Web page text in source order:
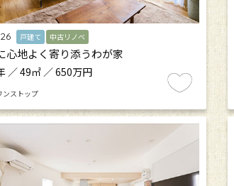
戸建て 中古リノベ
心地よく寄り添うわが家
／ 49㎡ ／ 650万円
ンストップ